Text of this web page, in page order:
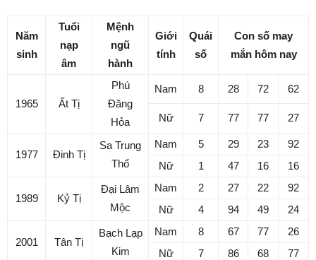
Năm
sinh
Tuổi
nạp
âm
Mệnh
ngũ
hành
Giới
tính
Quái
số
Con số may
mắn hôm nay
1965 Ất Tị
Phú
Đăng
Hỏa
Nam 8 28 72 62
Nữ 7 77 77 27
1977 Đinh Tị
Sa Trung
Thổ
Nam 5 29 23
92
Nữ
1 47 16 16
1989 Kỷ Tị
Đại Lâm
Mộc
Nam 2 27 22
92
Nữ
4 94 49 24
2001 Tân Tị
Bạch Lạp
Kim
Nam 8 67 77
26
Nữ
7 86 68 77